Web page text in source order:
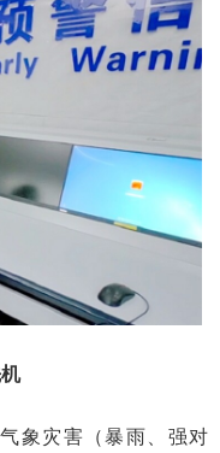
象灾害（暴雨、强对